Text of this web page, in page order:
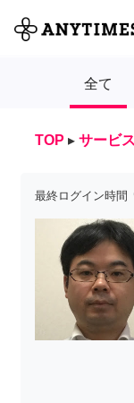
全て
TOP ▸ サービス
最終ログイン時間